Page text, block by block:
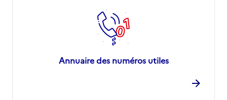
Annuaire des numéros utiles